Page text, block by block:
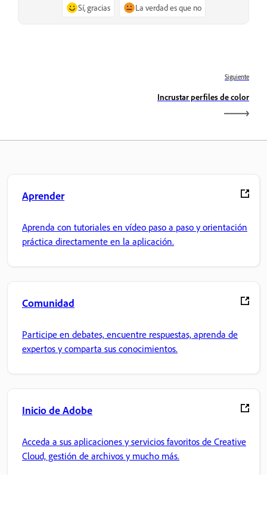
Sí, gracias La verdad es que no
Siguiente
Incrustar perfiles de color
Aprender
Aprenda con tutoriales en vídeo paso a paso y orientación
práctica directamente en la aplicación.
Comunidad
Participe en debates, encuentre respuestas, aprenda de
expertos y comparta sus conocimientos.
Inicio de Adobe
Acceda a sus aplicaciones y servicios favoritos de Creative
Cloud, gestión de archivos y mucho más.